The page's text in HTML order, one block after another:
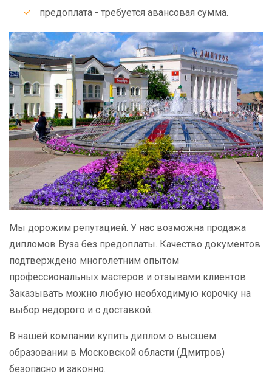
предоплата - требуется авансовая сумма.
Мы дорожим репутацией. У нас возможна продажа
дипломов Вуза без предоплаты. Качество документов
подтверждено многолетним опытом
профессиональных мастеров и отзывами клиентов.
Заказывать можно любую необходимую корочку на
выбор недорого и с доставкой.
В нашей компании купить диплом о высшем
образовании в Московской области (Дмитров)
безопасно и законно.